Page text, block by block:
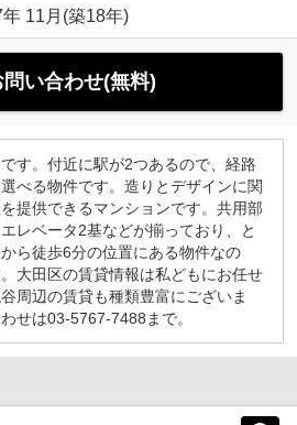
11月(築18年)
問い合わせ(無料)
す。付近に駅が2つあるので、経路
べる物件です。造りとデザインに関
提供できるマンションです。共用部
レベータ2基などが揃っており、と
ら徒歩6分の位置にある物件なの
大田区の賃貸情報は私どもにお任せ
周辺の賃貸も種類豊富にございま
せは03-5767-7488まで。